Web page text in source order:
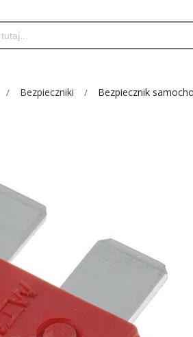
Bezpieczniki Bezpiecznik